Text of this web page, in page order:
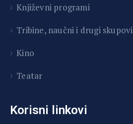
Književni programi
Tribine, naučni i drugi skupovi
Kino
Teatar
Korisni linkovi